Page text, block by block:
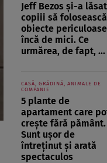
Jeff Bezos și-a lăsat
copiii să folosească
obiecte periculoase
încă de mici. Ce
urmărea, de fapt, ...
CASĂ, GRĂDINĂ, ANIMALE DE
COMPANIE
5 plante de
apartament care
crește fără pământ.
Sunt ușor de
întreținut și arată
spectaculos